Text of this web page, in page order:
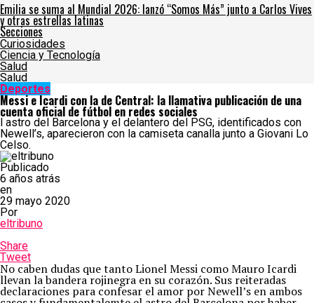
Emilia se suma al Mundial 2026: lanzó “Somos Más” junto a Carlos Vives
y otras estrellas latinas
Secciones
Curiosidades
Ciencia y Tecnología
Salud
Salud
Deportes
Messi e Icardi con la de Central: la llamativa publicación de una
cuenta oficial de fútbol en redes sociales
l astro del Barcelona y el delantero del PSG, identificados con
Newell’s, aparecieron con la camiseta canalla junto a Giovani Lo
Celso.
Publicado
6 años atrás
en
29 mayo 2020
Por
eltribuno
Share
Tweet
No caben dudas que tanto Lionel Messi como Mauro Icardi
llevan la bandera rojinegra en su corazón. Sus reiteradas
declaraciones para confesar el amor por Newell’s en ambos